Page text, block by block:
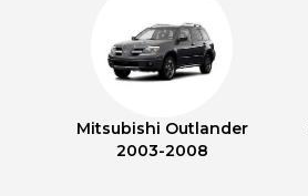
Mitsubishi Outlander
2003-2008